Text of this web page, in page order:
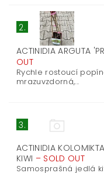
2.
ACTINIDIA ARGUTA
OUT
Rychle rostoucí
mrazuvzdorná,...
3.
ACTINIDIA
KIWI – SOLD OUT
Samosprašná jedlá